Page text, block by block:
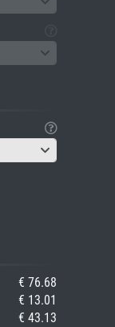
€ 76.68
€ 13.01
€ 43.13